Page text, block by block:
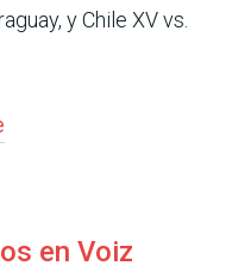
y Chile XV vs.
en Voiz